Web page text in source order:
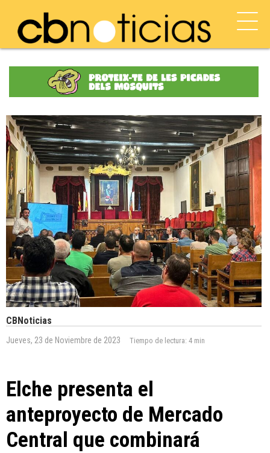
CBNoticias
Jueves, 23 de Noviembre de 2023 Tiempo de lectura: 4 min
Elche presenta el
anteproyecto de Mercado
Central que combinará